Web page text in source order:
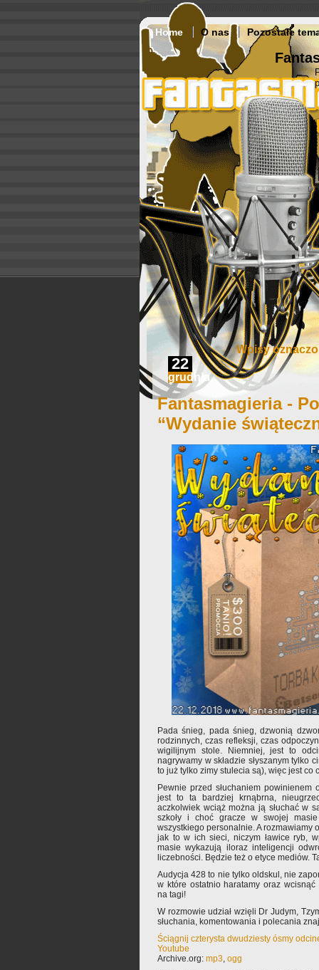
Home O nas Pozostałe
Wpisy
22
grudnia
Fantasmagieria -
“Wydanie
Pada śnieg, pada śnieg, dzwonią
rodzinnych, czas refleksji, czas
wigilijnym stole. Niemniej, jest to
nagrywamy w składzie słyszanym tylko
to już tylko zimy stulecia są), więc jest co
Pewnie przed słuchaniem powinienem
jest to ta bardziej krnąbrna,
aczkolwiek wciąż można ją słuchać w
szkoły i choć gracze w swojej
wszystkiego personalnie. A rozmawiamy
jak to w ich sieci, niczym ławice ryb,
masie wykazują iloraz inteligencji
liczebności. Będzie też o etyce mediów.
Audycja 428 to nie tylko oldskul, nie
w które ostatnio haratamy oraz
na tagi!
W rozmowie udział wzięli Dr Judym,
słuchania, komentowania i polecania
Ściągnij czterysta dwudziesty ósmy
Youtube
Archive.org: mp3, ogg